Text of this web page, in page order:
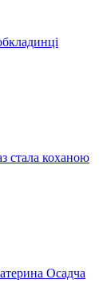
стала коханою
Осадча